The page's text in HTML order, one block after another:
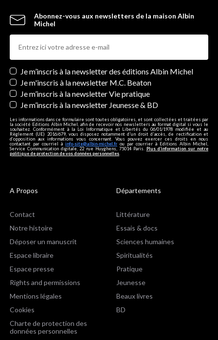
Abonnez-vous aux newsletters de la maison Albin
Michel
Newsletters
Je m’inscris à la newsletter des éditions Albin Michel
Je m'inscris à la newsletter M.C. Beaton
Je m’inscris à la newsletter Vie pratique
Je m’inscris à la newsletter Jeunesse & BD
Les informations dans ce formulaire sont toutes obligatoires, et sont collectées et traitées par
la société Editions Albin Michel, afin de recevoir nos newsletters au format digital si vous le
souhaitez. Conformément à la Loi Informatique et Libertés du 06/01/1978 modifiée et au
Règlement (UE) 2016/679, vous disposez notamment d'un droit d'accès, de rectification et
d’opposition aux informations vous concernant. Vous pouvez exercer ces droits en nous
contactant par courriel à info-site@albin-michel.fr ou par courrier à Editions Albin Michel,
Service Communication digitale, 22 rue Huyghens, 75014 Paris. Plus d’information sur notre
politique de protection de vos données personnelles
A Propos
Contact
Notre histoire
Déposer un manuscrit
Espace libraire
Espace presse
Rights and permissions
Mentions légales
Cookies
Charte de protection des
données personnelles
Départements
Littérature
Essais & docs
Sciences humaines
Spiritualités
Pratique
Jeunesse
Beaux livres
BD